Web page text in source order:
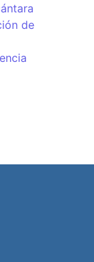
de